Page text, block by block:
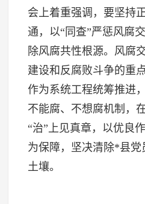
会上着重强调，要坚持
通，以“同查”严惩风腐
除风腐共性根源。风腐
建设和反腐败斗争的重
作为系统工程统筹推进
不能腐、不想腐机制，
“治”上见真章，以优良
为保障，坚决清除*县
土壤。